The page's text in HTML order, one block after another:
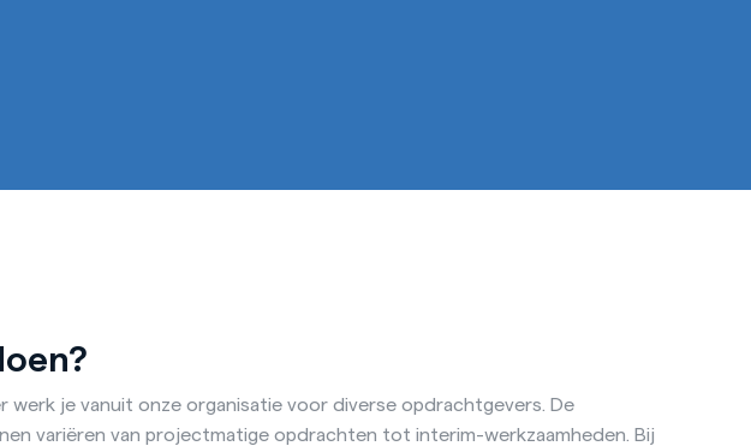
werk je vanuit onze organisatie voor diverse opdrachtgevers. De
variëren van projectmatige opdrachten tot interim-werkzaamheden. Bij